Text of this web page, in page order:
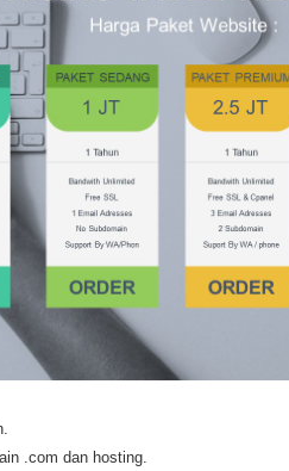
.com dan hosting.